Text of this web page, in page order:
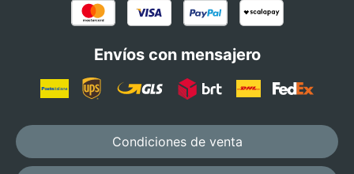
Envíos con mensajero
Condiciones de venta